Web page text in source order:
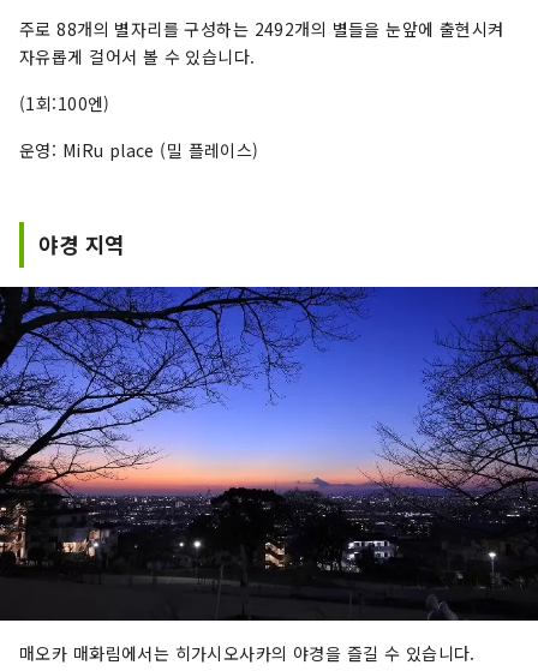
주로 88개의 별자리를 구성하는 2492개의 별들을 눈앞에 출현시켜
자유롭게 걸어서 볼 수 있습니다.
(1회:100엔)
운영: MiRu place (밀 플레이스)
야경 지역
매오카 매화림에서는 히가시오사카의 야경을 즐길 수 있습니다.